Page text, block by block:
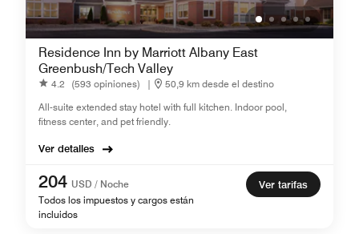
Residence Inn by Marriott Albany East
Greenbush/Tech Valley
4.2 (593 opiniones) |
50,9 km desde el destino
All-suite extended stay hotel with full kitchen. Indoor pool,
fitness center, and pet friendly.
Ver detalles
204 USD / Noche
Todos los impuestos y cargos están
incluidos
Ver tarifas